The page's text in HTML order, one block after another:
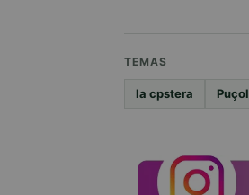
TEMAS
la cpstera Puçol